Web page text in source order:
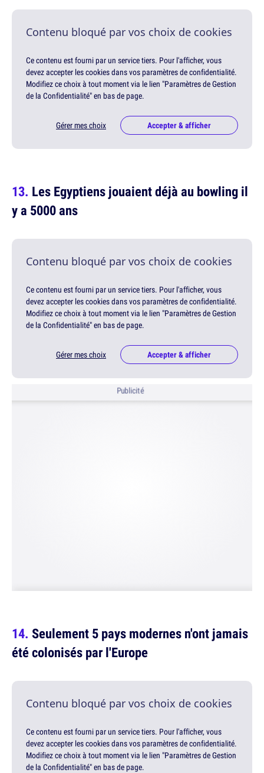
Contenu bloqué par vos choix de cookies
Ce contenu est fourni par un service tiers. Pour l'afficher, vous
devez accepter les cookies dans vos paramètres de confidentialité.
Modifiez ce choix à tout moment via le lien "Paramètres de Gestion
de la Confidentialité" en bas de page.
Gérer mes choix Accepter & afficher
Les Egyptiens jouaient déjà au bowling il
y a 5000 ans
Contenu bloqué par vos choix de cookies
Ce contenu est fourni par un service tiers. Pour l'afficher, vous
devez accepter les cookies dans vos paramètres de confidentialité.
Modifiez ce choix à tout moment via le lien "Paramètres de Gestion
de la Confidentialité" en bas de page.
Gérer mes choix Accepter & afficher
Publicité
Seulement 5 pays modernes n'ont jamais
été colonisés par l'Europe
Contenu bloqué par vos choix de cookies
Ce contenu est fourni par un service tiers. Pour l'afficher, vous
devez accepter les cookies dans vos paramètres de confidentialité.
Modifiez ce choix à tout moment via le lien "Paramètres de Gestion
de la Confidentialité" en bas de page.